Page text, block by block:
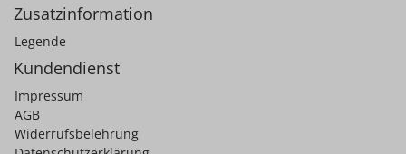
Zusatzinformation
Legende
Kundendienst
Impressum
AGB
Widerrufsbelehrung